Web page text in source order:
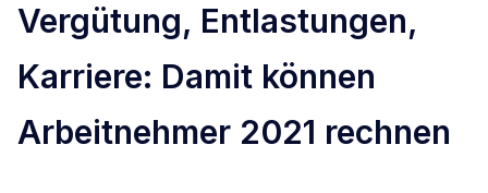
Vergütung, Entlastungen,
Karriere: Damit können
Arbeitnehmer 2021 rechnen